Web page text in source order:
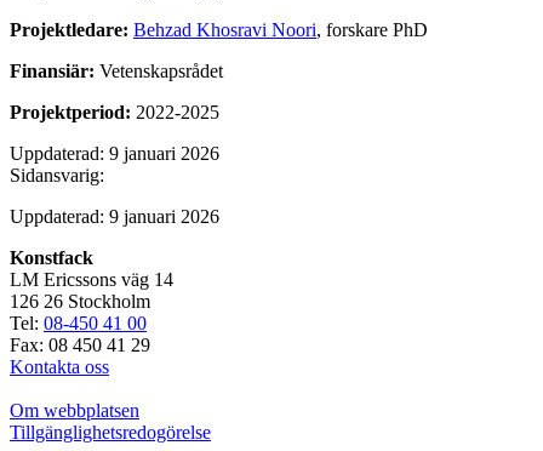
Projektledare: Behzad Khosravi Noori, forskare PhD
Finansiär: Vetenskapsrådet
Projektperiod: 2022-2025
Uppdaterad: 9 januari 2026
Sidansvarig:
Uppdaterad: 9 januari 2026
Konstfack
LM Ericssons väg 14
126 26 Stockholm
Tel: 08-450 41 00
Fax: 08 450 41 29
Kontakta oss
Om webbplatsen
Tillgänglighetsredogörelse